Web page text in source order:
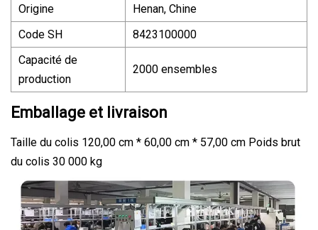
Origine
Henan, Chine
Code SH
8423100000
Capacité de
production
2000 ensembles
Emballage et livraison
Taille du colis 120,00 cm * 60,00 cm * 57,00 cm Poids brut
du colis 30 000 kg